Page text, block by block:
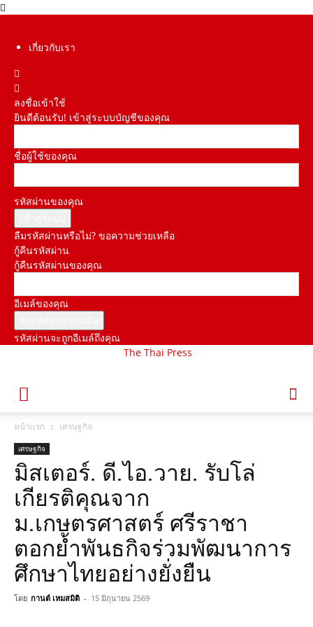
เกี่ยวกับเรา
ลงชื่อเข้าใช้
ยินดีต้อนรับ! เข้าสู่ระบบบัญชีของคุณ
ชื่อผู้ใช้ของคุณ
รหัสผ่านของคุณ
ลืมรหัสผ่านหรือไม่? ขอความช่วยเหลือ
กู้คืนรหัสผ่าน
กู้คืนรหัสผ่านของคุณ
อีเมล์ของคุณ
รหัสผ่านจะถูกอีเมล์ถึงคุณ
The Thai Press
หน้าแรก เศรษฐกิจ
เศรษฐกิจ
มิสเตอร์. ดี.ไอ.วาย. รับโล่
เกียรติคุณจาก
ม.เกษตรศาสตร์ ศรีราชา
ตอกย้ำพันธกิจร่วมพัฒนาการ
ศึกษาไทยอย่างยั่งยืน
โดย กานต์ เหมสมิติ - 15 มิถุนายน 2569